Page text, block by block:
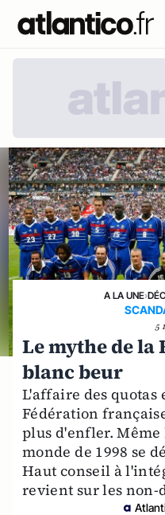
A LA UNE›
5
Le mythe de la
blanc beur
L'affaire des quotas
Fédération
plus d'enfler.
monde de 1998 se
Haut conseil à
revient sur les non-